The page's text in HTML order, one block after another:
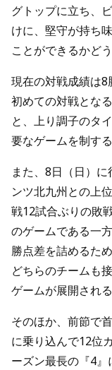
グトップに立ち、
けに、堅守が持ち
ことができるかど
現在の対戦成績は8
初めての対戦とな
と、上り調子のタ
要なゲームを制す
また、8日（日）
ンツ北九州との上
戦12試合ぶりの敗
のゲームである一
勝点差を詰めるた
どちらのチームも
ゲームが展開され
そのほか、前節で
に乗り込んで12位
ーズン最長の『4』